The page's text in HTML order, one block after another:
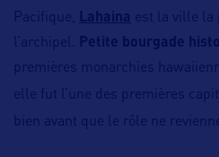
Pacifique,
Lahaina est la ville la
l’archipel.
Petite bourgade
premières monarchies
elle fut l’une des premières
bien avant que le rôle ne